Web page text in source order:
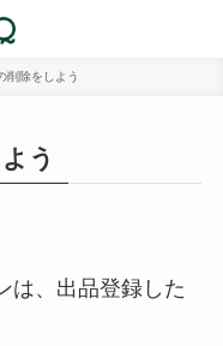
削除をしよう
う
は、出品登録した